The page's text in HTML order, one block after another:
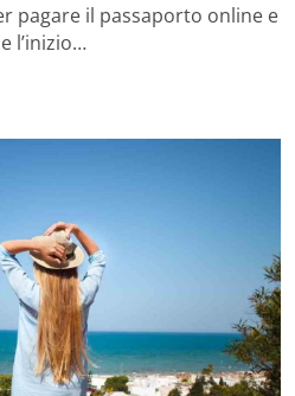
pagare il passaporto online e
l’inizio…